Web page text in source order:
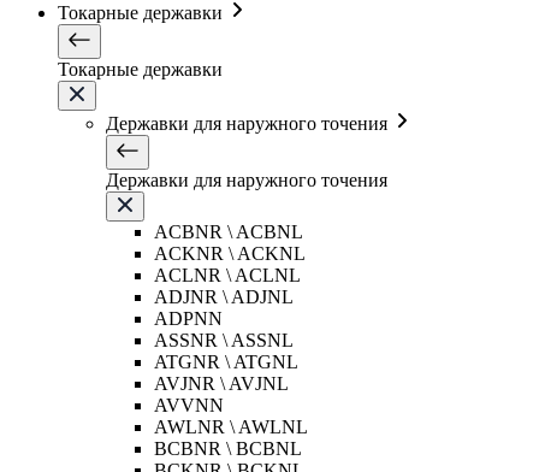
Токарные державки
Токарные державки
Державки для наружного точения
Державки для наружного точения
ACBNR \ ACBNL
ACKNR \ ACKNL
ACLNR \ ACLNL
ADJNR \ ADJNL
ADPNN
ASSNR \ ASSNL
ATGNR \ ATGNL
AVJNR \ AVJNL
AVVNN
AWLNR \ AWLNL
BCBNR \ BCBNL